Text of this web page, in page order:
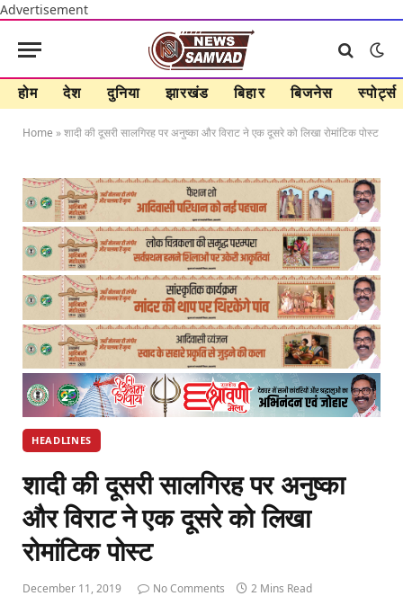
Advertisement
होम देश दुनिया झारखंड बिहार बिजनेस स्पोर्ट्स
Home »शादी की दूसरी सालगिरह पर अनुष्का और विराट ने एक दूसरे को लिखा रोमांटिक पोस्ट
HEADLINES
शादी की दूसरी सालगिरह पर अनुष्का
और विराट ने एक दूसरे को लिखा
रोमांटिक पोस्ट
December 11, 2019 No Comments 2 Mins Read